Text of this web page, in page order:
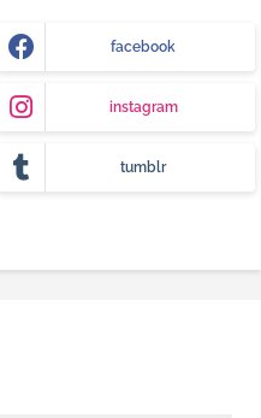
facebook
instagram
tumblr